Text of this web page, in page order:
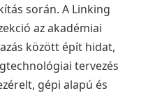
során. A Linking
az akadémiai
között épít hidat,
tervezés
gépi alapú és